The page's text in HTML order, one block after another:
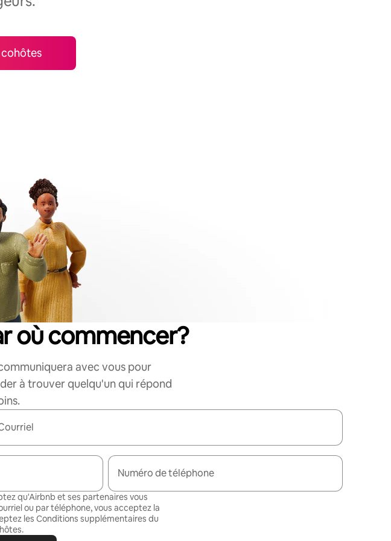
où commencer?
avec vous pour
à trouver quelqu'un qui répond
Numéro de téléphone
qu'Airbnb et ses partenaires vous
ou par téléphone, vous acceptez la
les Conditions supplémentaires du
.